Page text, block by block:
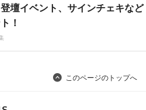
壇イベント、サインチェキなど
！
このページのトップへ